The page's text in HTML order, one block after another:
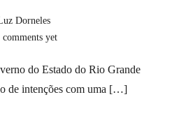
Dorneles
comments yet
do Estado do Rio Grande
de intenções com uma […]